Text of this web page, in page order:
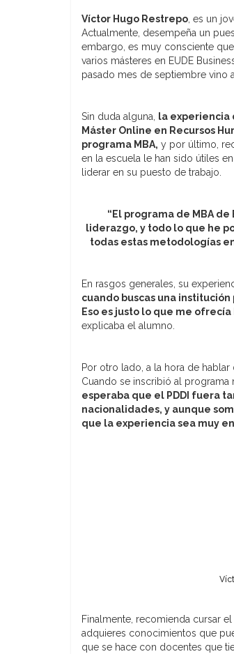
Víctor Hugo Restrepo , es un
Actualmente, desempeña un
embargo, es muy consciente
varios másteres en EUDE
pasado mes de septiembre vino
Sin duda alguna, la experiencia
Máster Online en Recursos
programa MBA, y por último,
en la escuela le han sido útiles
liderar en su puesto de trabajo.
“El programa de MBA
liderazgo, y todo lo que he
todas estas metodologías
En rasgos generales, su
cuando buscas una
Eso es justo lo que me
explicaba el alumno.
Por otro lado, a la hora de
Cuando se inscribió al programa
esperaba que el PDDI fuera
nacionalidades, y aunque
que la experiencia sea muy
Finalmente, recomienda cursar
adquieres conocimientos que
que se hace con docentes que